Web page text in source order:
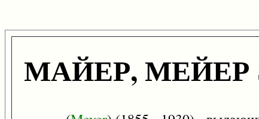
МАЙЕР, МЕЙЕР